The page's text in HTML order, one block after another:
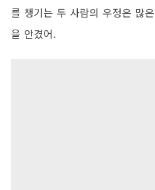
를 챙기는 두 사람의 우정은 많
을 안겼어.